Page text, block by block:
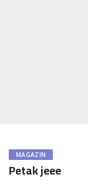
MAGAZIN
Petak jeee